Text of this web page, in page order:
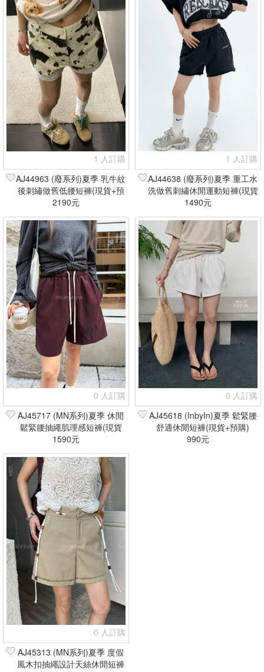
1 人訂購
AJ44963 (廢系列)夏季 乳牛紋
後刺繡做舊低腰短褲(現貨+預
購)
2190元
1 人訂購
AJ44638 (廢系列)夏季 重工水
洗做舊刺繡休閒運動短褲(現貨
+預購)
1490元
0 人訂購
AJ45717 (MN系列)夏季 休閒
鬆緊腰抽繩肌理感短褲(現貨
+預購)
1590元
0 人訂購
AJ45618 (InbyIn)夏季 鬆緊腰
舒適休閒短褲(現貨+預購)
990元
0 人訂購
AJ45313 (MN系列)夏季 度假
風木扣抽繩設計天絲休閒短褲